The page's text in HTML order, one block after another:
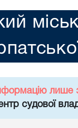
лише
судової